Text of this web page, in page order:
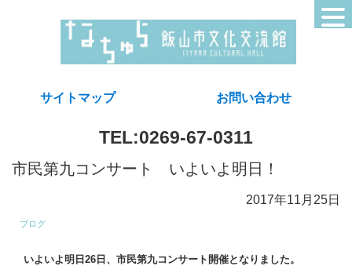
サイトマップ お問い合わせ
TEL:0269-67-0311
市民第九コンサート いよいよ明日！
2017年11月25日
ブログ
いよいよ明日26日、市民第九コンサート開催となりました。